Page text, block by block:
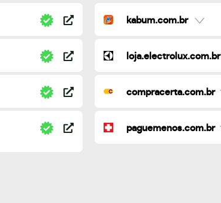
kabum.com.br
loja.electrolux.com.br
compracerta.com.br
paguemenos.com.br